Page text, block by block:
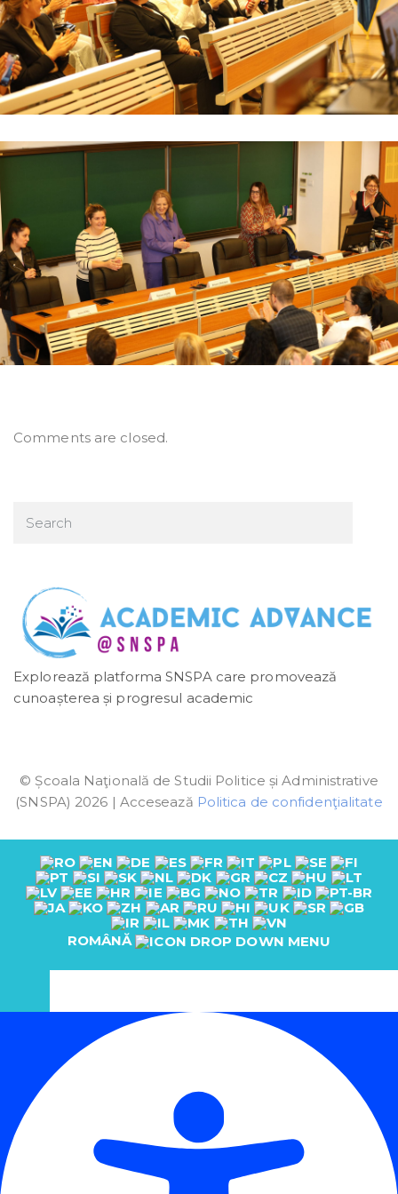
Comments are closed.
Explorează platforma SNSPA care promovează
cunoașterea și progresul academic
© Școala Naţională de Studii Politice și Administrative
(SNSPA) 2026 | Accesează Politica de confidenţialitate
ROMÂNĂ